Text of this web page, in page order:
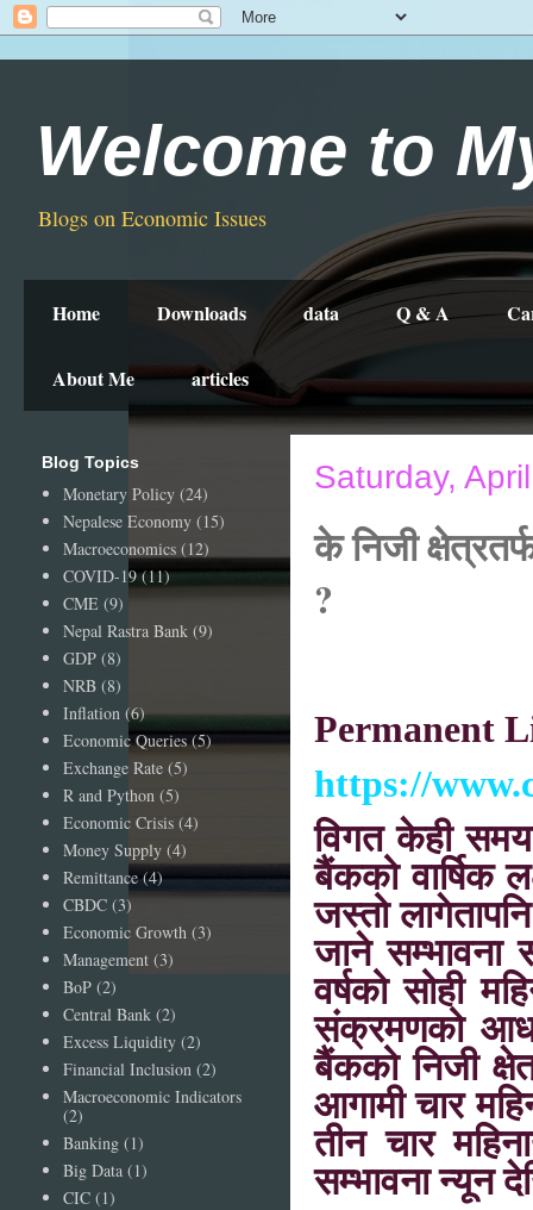
Welcome to
Blogs on Economic Issues
Home Downloads data Q & A
About Me articles
Saturday,
के निजी
?
Permanent
https://
विगत केही
बैंकको वार्षिक
जस्तो
जाने सम्भावना
वर्षको सोही
संक्रमणको
बैंकको निजी
आगामी चार
तीन चार
सम्भावना न्यून
Blog Topics
Monetary Policy (24)
Nepalese Economy (15)
Macroeconomics (12)
COVID-19 (11)
CME (9)
Nepal Rastra Bank (9)
GDP (8)
NRB (8)
Inflation (6)
Economic Queries (5)
Exchange Rate (5)
R and Python (5)
Economic Crisis (4)
Money Supply (4)
Remittance (4)
CBDC (3)
Economic Growth (3)
Management (3)
BoP (2)
Central Bank (2)
Excess Liquidity (2)
Financial Inclusion (2)
Macroeconomic Indicators
(2)
Banking (1)
Big Data (1)
CIC (1)